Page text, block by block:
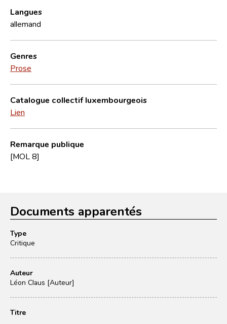
Langues
allemand
Genres
Prose
Catalogue collectif luxembourgeois
Lien
Remarque publique
[MOL 8]
Documents apparentés
Type
Critique
Auteur
Léon Claus [Auteur]
Titre